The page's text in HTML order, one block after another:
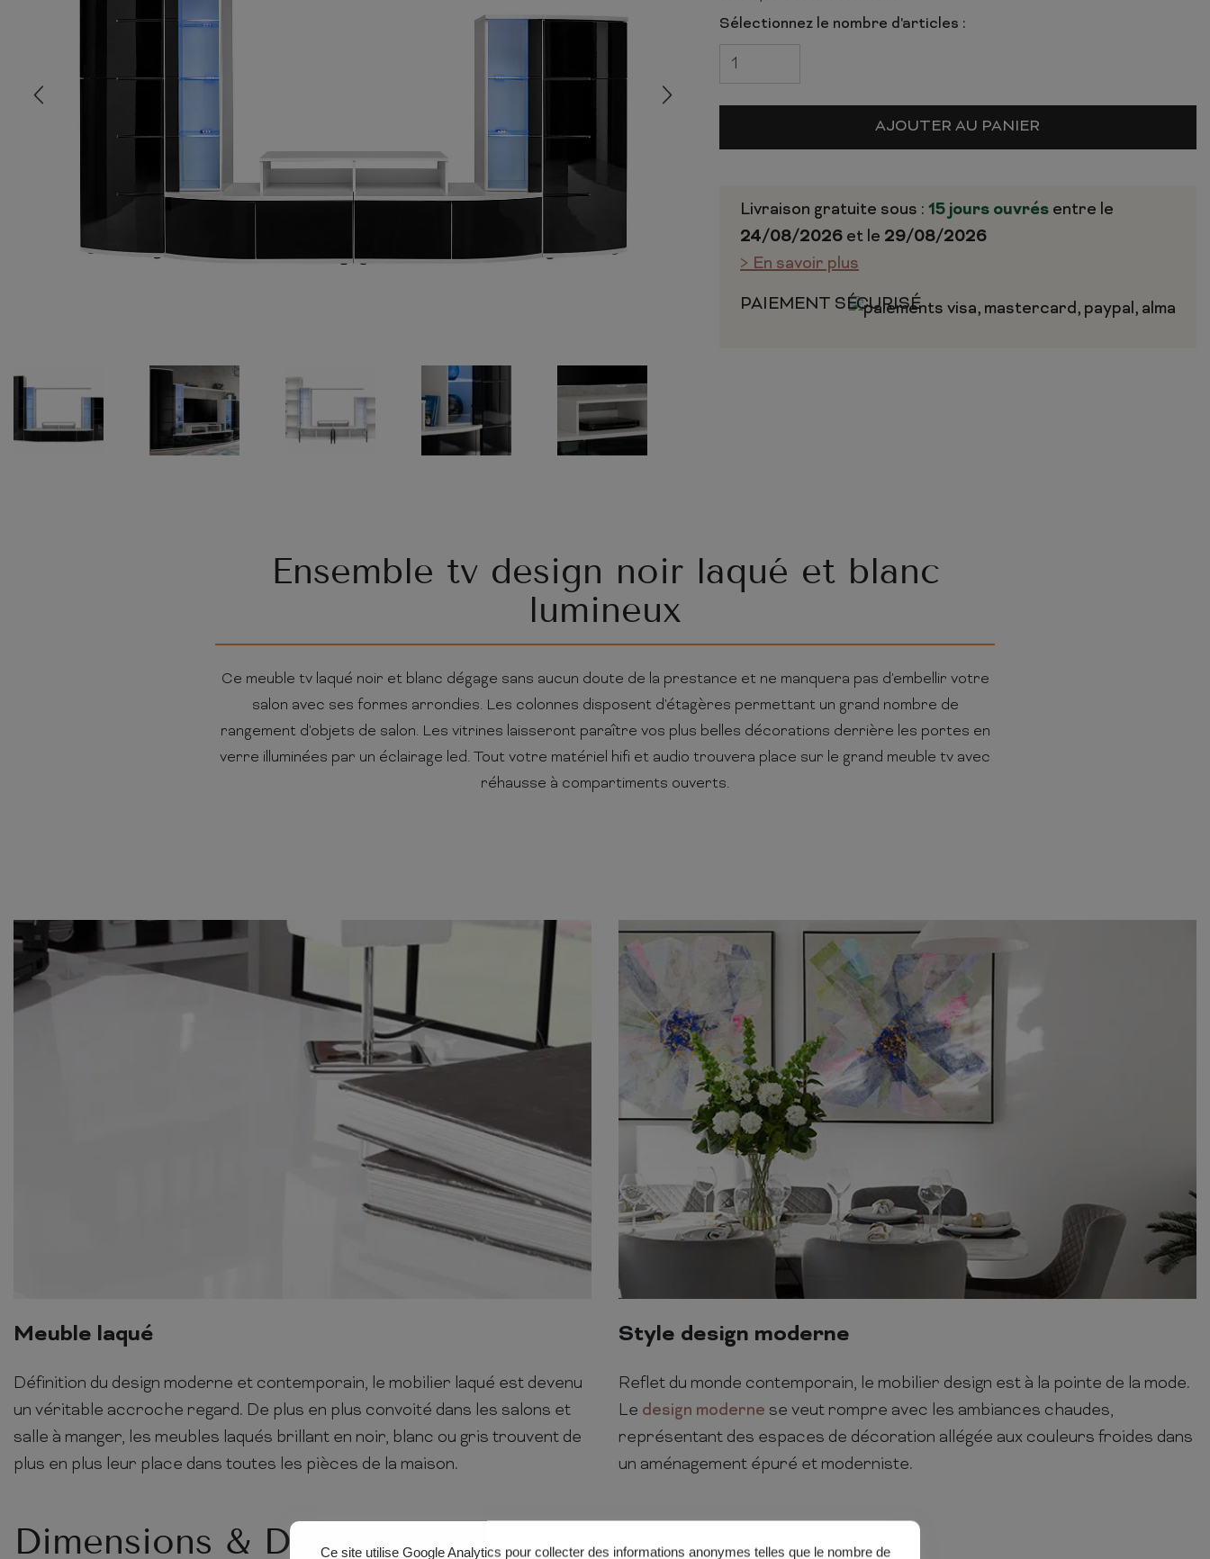
Ce site utilise Google Analytics pour collecter des informations anonymes telles que le nombre de
CHAMBRE COMPLÈTESélectionnez le nombre d'articles :
AJOUTER AU PANIER
Livraison gratuite sous : 15 jours ouvrés entre le
24/08/2026et le 29/08/2026
> En savoir plus
PAIEMENT SÉCURISÉ
Ensemble tv design noir laqué et blanc
lumineux
Ce meuble tv laqué noir et blanc dégage sans aucun doute de la prestance et ne manquera pas d'embellir votre
salon avec ses formes arrondies. Les colonnes disposent d'étagères permettant un grand nombre de
rangement d'objets de salon. Les vitrines laisseront paraître vos plus belles décorations derrière les portes en
verre illuminées par un éclairage led. Tout votre matériel hifi et audio trouvera place sur le grand meuble tv avec
réhausse à compartiments ouverts.
Meuble laqué
Définition du design moderne et contemporain, le mobilier laqué est devenu
un véritable accroche regard. De plus en plus convoité dans les salons et
salle à manger, les meubles laqués brillant en noir, blanc ou gris trouvent de
plus en plus leur place dans toutes les pièces de la maison.
Style design moderne
Reflet du monde contemporain, le mobilier design est à la pointe de la mode.
Le design moderne se veut rompre avec les ambiances chaudes,
représentant des espaces de décoration allégée aux couleurs froides dans
un aménagement épuré et moderniste.
Dimensions & Détails